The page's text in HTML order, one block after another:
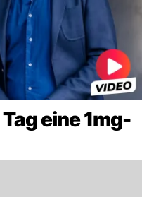
eine 1mg-